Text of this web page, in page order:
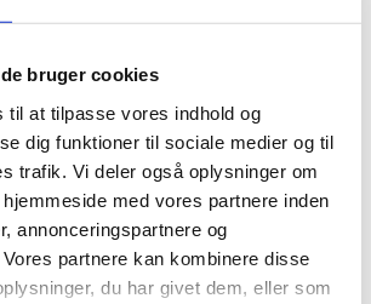
bruger cookies
til at tilpasse vores indhold og
dig funktioner til sociale medier og til
trafik. Vi deler også oplysninger om
med vores partnere inden
annonceringspartnere og
partnere kan kombinere disse
du har givet dem, eller som